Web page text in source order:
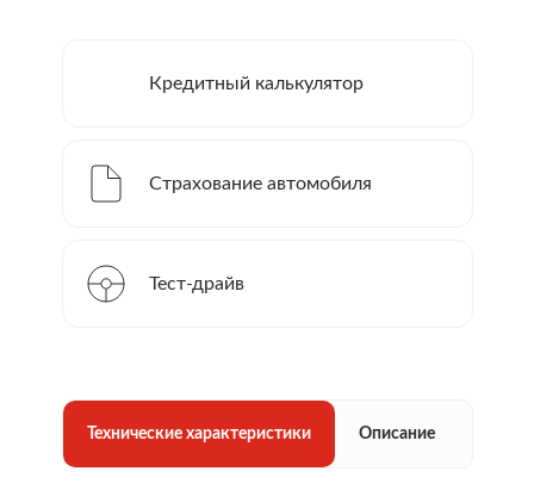
Кредитный калькулятор
Страхование автомобиля
Тест-драйв
Технические характеристики Описание